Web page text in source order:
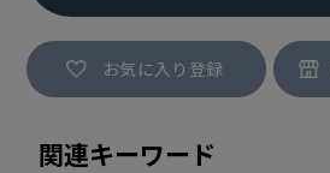
お気に入り登録
関連キーワード